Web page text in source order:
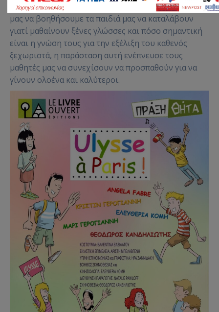
livre ouvert”. Στα πλαίσια της συνεχούς προσπάθειας
μας να βοηθήσουμε τα παιδιά μας να καταλάβουν
γιατί μαθαίνουν ξένες γλώσσες και πόσο σημαντική
είναι η γνώση τους για την εξέλιξη του καθενός
ξεχωριστά, η παράσταση αυτή ενέπνευσε τους
μαθητές μας να συνεχίσουν να προσπαθούν για να
γίνουν ολοένα και καλύτεροι.